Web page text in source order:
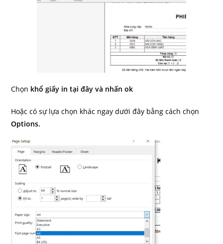
Chọn khổ giấy in tại đây và nhấn ok
Hoặc có sự lựa chọn khác ngay dưới đây bằng cách chọn
Options.